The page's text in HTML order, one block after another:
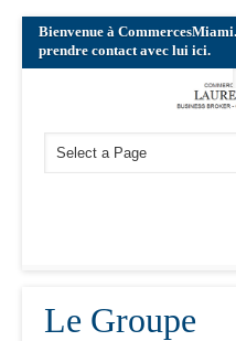
Bienvenue à
prendre contact avec lui ici.
Le Groupe